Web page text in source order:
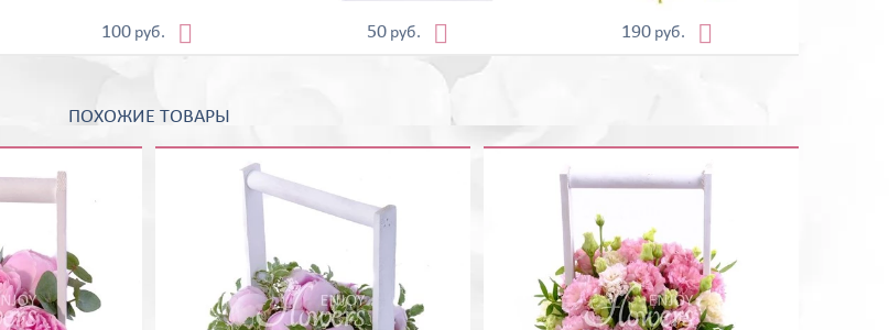
100 руб.  50 руб.  190 руб. 
ПОХОЖИЕ ТОВАРЫ